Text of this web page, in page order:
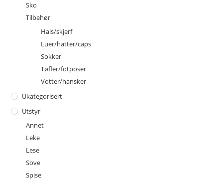
Sko
Tilbehør
Hals/skjerf
Luer/hatter/caps
Sokker
Tøfler/fotposer
Votter/hansker
Ukategorisert
Utstyr
Annet
Leke
Lese
Sove
Spise